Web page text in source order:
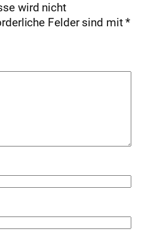
wird nicht
Felder sind mit*